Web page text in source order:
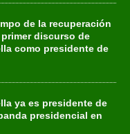
de la recuperación
discurso de
como presidente de
ya es presidente de
presidencial en